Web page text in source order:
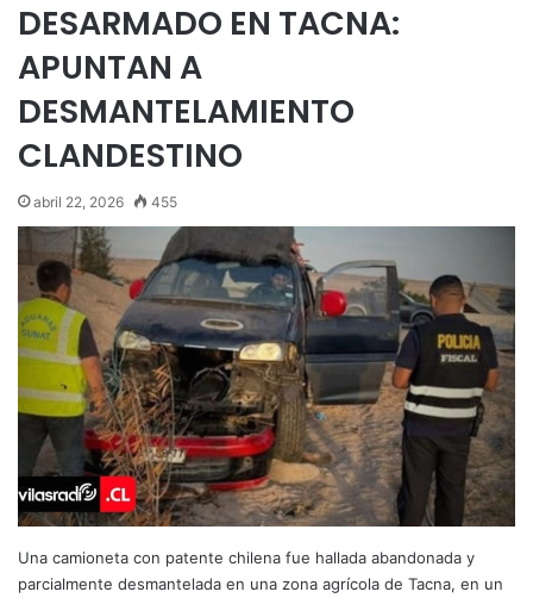
DESARMADO EN TACNA:
APUNTAN A
DESMANTELAMIENTO
CLANDESTINO
abril 22, 2026 455
Una camioneta con patente chilena fue hallada abandonada y
parcialmente desmantelada en una zona agrícola de Tacna, en un